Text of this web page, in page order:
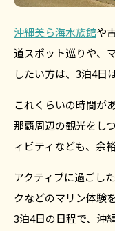
沖縄美ら海水族館や
道スポット巡りや、
したい方は、3泊4日
これくらいの時間が
那覇周辺の観光をし
ィビティなども、余
アクティブに過ごし
クなどのマリン体験
3泊4日の日程で、沖